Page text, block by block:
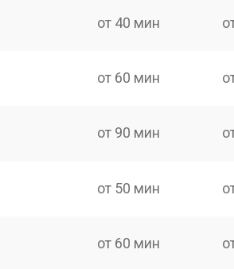
от 40 мин
от 60 мин
от 90 мин
от 50 мин
от 60 мин